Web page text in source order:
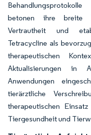
betonen ihre breite
Vertrautheit und
Tetracycline als
therapeutischen
Aktualisierungen in
Anwendungen
tierärztliche
therapeutischen
Tiergesundheit und